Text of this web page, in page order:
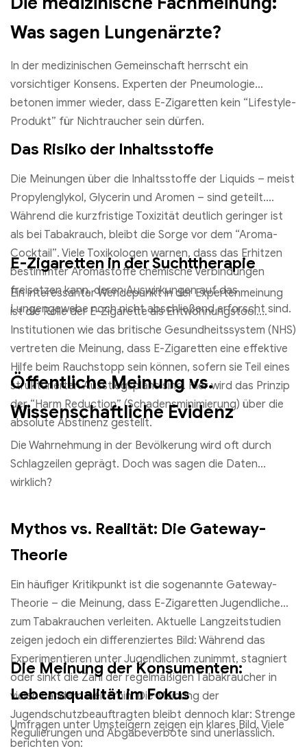
Was sagen Lungenärzte?
In der medizinischen Gemeinschaft herrscht ein
vorsichtiger Konsens. Experten der Pneumologie
betonen immer wieder, dass E-Zigaretten kein “Lifestyle-
Produkt” für Nichtraucher sein dürfen.
Das Risiko der Inhaltsstoffe
Die Meinungen über die Inhaltsstoffe der Liquids – meist
Propylenglykol, Glycerin und Aromen – sind geteilt.
Während die kurzfristige Toxizität deutlich geringer ist
als bei Tabakrauch, bleibt die Sorge vor dem “Aroma-
Cocktail”. Viele Toxikologen warnen, dass das Erhitzen
bestimmter Aromastoffe chemische Verbindungen
freisetzen kann, deren Auswirkungen auf das
Lungengewebe noch nicht abschließend erforscht sind.
E-Zigaretten in der Suchttherapie
Ein interessanter Wendepunkt in der Expertenmeinung
ist die Rolle der E-Zigarette als Entwöhnungstool.
Institutionen wie das britische Gesundheitssystem (NHS)
vertreten die Meinung, dass E-Zigaretten eine effektive
Hilfe beim Rauchstopp sein können, sofern sie Teil eines
strukturierten Ausstiegsplans sind. Hier wird das Prinzip
der “Harm Reduction” (Schadensminimierung) über die
absolute Abstinenz gestellt.
Öffentliche Meinung vs.
Wissenschaftliche Evidenz
Die Wahrnehmung in der Bevölkerung wird oft durch
Schlagzeilen geprägt. Doch was sagen die Daten
wirklich?
Mythos vs. Realität: Die Gateway-
Theorie
Ein häufiger Kritikpunkt ist die sogenannte Gateway-
Theorie – die Meinung, dass E-Zigaretten Jugendliche
zum Tabakrauchen verleiten. Aktuelle Langzeitstudien
zeigen jedoch ein differenziertes Bild: Während das
Experimentieren unter Jugendlichen zunimmt, stagniert
oder sinkt die Zahl der regelmäßigen Tabakraucher in
vielen Ländern weiterhin. Die Meinung der
Jugendschutzbeauftragten bleibt dennoch klar: Strenge
Regulierungen und Abgabeverbote sind unerlässlich.
Die Meinung der Konsumenten:
Lebensqualität im Fokus
Umfragen unter Umsteigern zeigen ein klares Bild. Viele
berichten von: